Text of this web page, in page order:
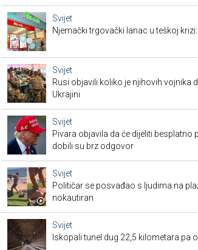
Svijet
Njemački trgovački lanac u teškoj
Svijet
Rusi objavili koliko je njihovih vojnika
Ukrajini
Svijet
Pivara objavila da će dijeliti besplatno
dobili su brz odgovor
Svijet
Političar se posvađao s ljudima na
nokautiran
Svijet
Iskopali tunel dug 22,5 kilometara pa